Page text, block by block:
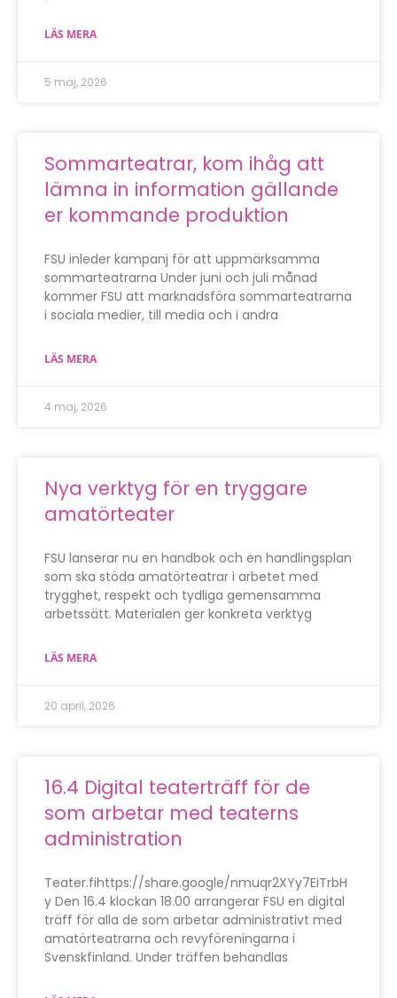
LÄS MERA
5 maj, 2026
Sommarteatrar, kom ihåg att
lämna in information gällande
er kommande produktion
FSU inleder kampanj för att uppmärksamma
sommarteatrarna Under juni och juli månad
kommer FSU att marknadsföra sommarteatrarna
i sociala medier, till media och i andra
LÄS MERA
4 maj, 2026
Nya verktyg för en tryggare
amatörteater
FSU lanserar nu en handbok och en handlingsplan
som ska stöda amatörteatrar i arbetet med
trygghet, respekt och tydliga gemensamma
arbetssätt. Materialen ger konkreta verktyg
LÄS MERA
20 april, 2026
16.4 Digital teaterträff för de
som arbetar med teaterns
administration
Teater.fihttps://share.google/nmuqr2XYy7EiTrbH
y Den 16.4 klockan 18.00 arrangerar FSU en digital
träff för alla de som arbetar administrativt med
amatörteatrarna och revyföreningarna i
Svenskfinland. Under träffen behandlas